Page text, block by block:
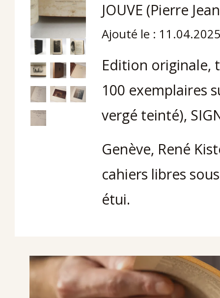
JOUVE (Pierre
Ajouté le :
Edition originale,
100 exemplaires
vergé teinté),
Genève, René
cahiers libres
étui.